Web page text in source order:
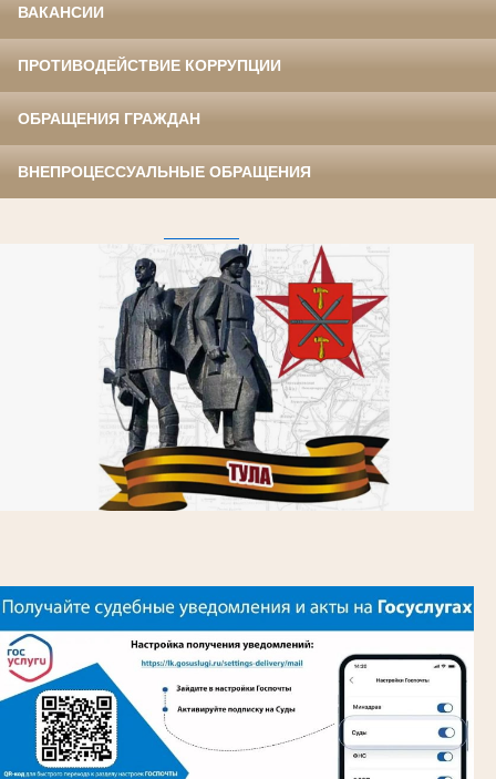
ВАКАНСИИ
ПРОТИВОДЕЙСТВИЕ КОРРУПЦИИ
ОБРАЩЕНИЯ ГРАЖДАН
ВНЕПРОЦЕССУАЛЬНЫЕ ОБРАЩЕНИЯ